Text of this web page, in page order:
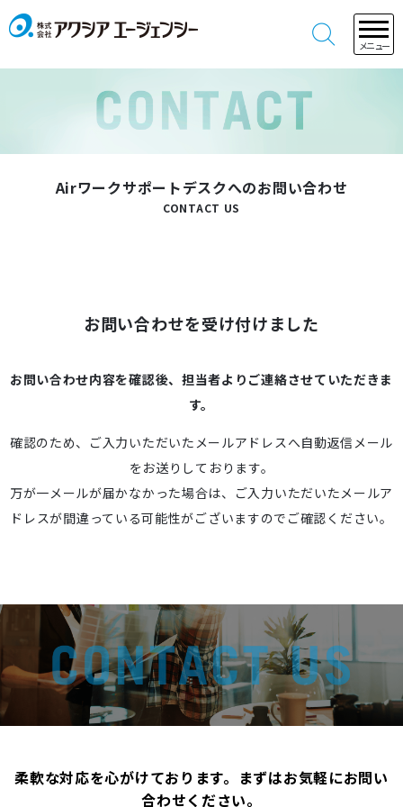
メニュー
Airワークサポートデスクへのお問い合わせ
CONTACT US
お問い合わせを受け付けました
お問い合わせ内容を確認後、担当者よりご連絡させていただきま
す。
確認のため、ご入力いただいたメールアドレスへ自動返信メール
をお送りしております。
万が一メールが届かなかった場合は、ご入力いただいたメールア
ドレスが間違っている可能性がございますのでご確認ください。
柔軟な対応を心がけております。まずはお気軽にお問い
合わせください。